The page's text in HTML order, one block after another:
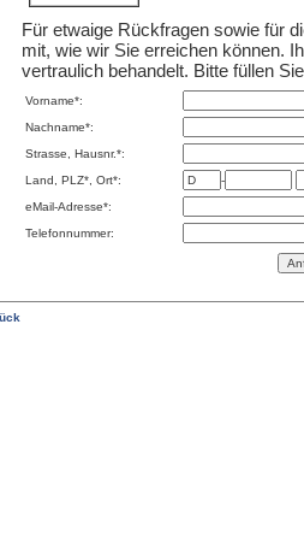
Für etwaige Rückfragen sowie für
mit, wie wir Sie erreichen können.
vertraulich behandelt. Bitte füllen
Vorname*:
Nachname*:
Strasse, Hausnr.*:
Land, PLZ*, Ort*:
-
eMail-Adresse*:
Telefonnummer: